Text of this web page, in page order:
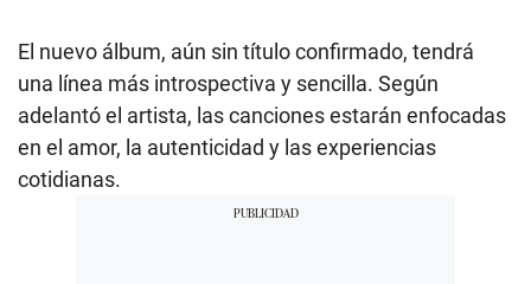
El nuevo álbum, aún sin título confirmado, tendrá
una línea más introspectiva y sencilla. Según
adelantó el artista, las canciones estarán enfocadas
en el amor, la autenticidad y las experiencias
cotidianas.